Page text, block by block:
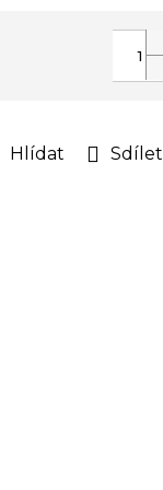
Hlídat Sdílet